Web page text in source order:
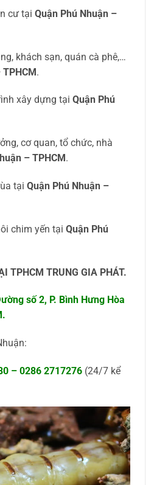
cư tại Quận Phú Nhuận –
khách sạn, quán cà phê,…
.
xây dựng tại Quận Phú
cơ quan, tổ chức, nhà
– TPHCM .
tại Quận Phú Nhuận –
chim yến tại Quận Phú
TPHCM TRUNG GIA PHÁT.
số 2, P. Bình Hưng Hòa
– 0286 2717276 (24/7 kể